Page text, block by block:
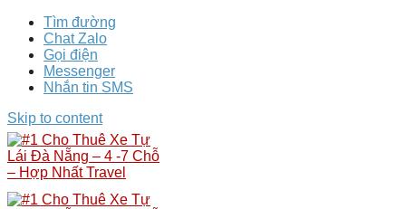
Tìm đường
Chat Zalo
Gọi điện
Messenger
Nhắn tin SMS
Skip to content